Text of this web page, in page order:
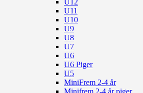
U11
U10
U9
U8
U7
U6
U6 Piger
U5
MiniFrem 2-4 år
Minifrem 2-4 år piger